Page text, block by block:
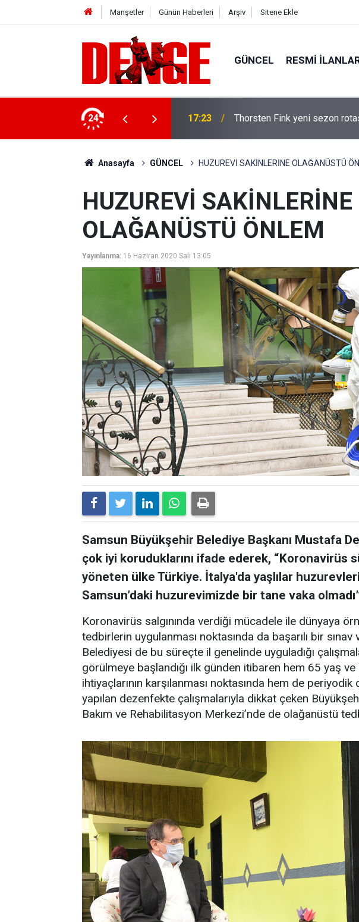
Manşetler Günün Haberleri Arşiv Sitene Ekle
GÜNCEL RESMI
24 17:23 Thorsten Fink yeni sezon
Anasayfa GÜNCEL HUZUREVİ SAKİNLERİNE OLAĞANÜSTÜ
HUZUREVİ SAKİNLERİNE
OLAĞANÜSTÜ ÖNLEM
Yayınlanma: 16 Haziran 2020 Salı 13:05
Samsun Büyükşehir Belediye Başkanı Mustafa
çok iyi koruduklarını ifade ederek, “Koronavirüs
yöneten ülke Türkiye. İtalya'da yaşlılar
Samsun’daki huzurevimizde bir tane vaka
Koronavirüs salgınında verdiği mücadele ile dünyaya
tedbirlerin uygulanması noktasında da başarılı bir
Belediyesi de bu süreçte il genelinde uyguladığı
görülmeye başlandığı ilk günden itibaren hem 65 yaş
ihtiyaçlarının karşılanması noktasında hem de
yapılan dezenfekte çalışmalarıyla dikkat çeken
Bakım ve Rehabilitasyon Merkezi’nde de olağanüstü